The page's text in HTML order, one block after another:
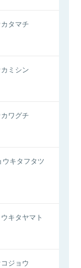
タマチ
ミシン
ワグチ
ウキタフタツ
キタヤマト
ジョウ